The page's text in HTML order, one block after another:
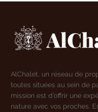
AlChalet, un réseau de
toutes situées au sein de
mission est d’offrir une
nature avec vos proches.